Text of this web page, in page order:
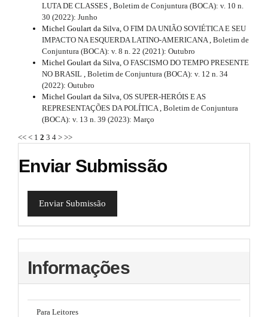
LUTA DE CLASSES , Boletim de Conjuntura (BOCA): v. 10 n.
30 (2022): Junho
Michel Goulart da Silva, O FIM DA UNIÃO SOVIÉTICA E SEU
IMPACTO NA ESQUERDA LATINO-AMERICANA, Boletim de
Conjuntura (BOCA): v. 8 n. 22 (2021): Outubro
Michel Goulart da Silva, O FASCISMO DO TEMPO PRESENTE
NO BRASIL , Boletim de Conjuntura (BOCA): v. 12 n. 34
(2022): Outubro
Michel Goulart da Silva, OS SUPER-HERÓIS E AS
REPRESENTAÇÕES DA POLÍTICA, Boletim de Conjuntura
(BOCA): v. 13 n. 39 (2023): Março
<< < 1 2 3 4 > >>
Enviar Submissão
Enviar Submissão
Informações
Para Leitores